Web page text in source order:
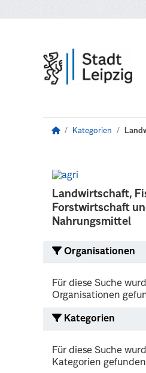
Kategorien
Landwirtschaft,
Forstwirtschaft
Nahrungsmittel
Organisationen
Für diese Suche
Organisationen
Kategorien
Für diese Suche
Kategorien